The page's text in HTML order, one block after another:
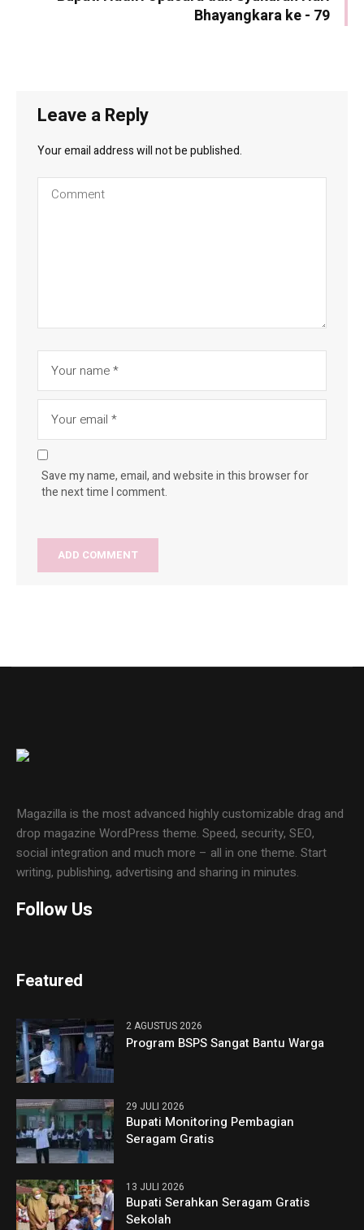
Bhayangkara ke - 79
Leave a Reply
Your email address will not be published.
Save my name, email, and website in this browser for
the next time I comment.
Magazilla is the most advanced highly customizable drag and
drop magazine WordPress theme. Speed, security, SEO,
social integration and much more – all in one theme. Start
writing, publishing, advertising and sharing in minutes.
Follow Us
Featured
2 AGUSTUS 2026
Program BSPS Sangat Bantu Warga
29 JULI 2026
Bupati Monitoring Pembagian
Seragam Gratis
13 JULI 2026
Bupati Serahkan Seragam Gratis
Sekolah